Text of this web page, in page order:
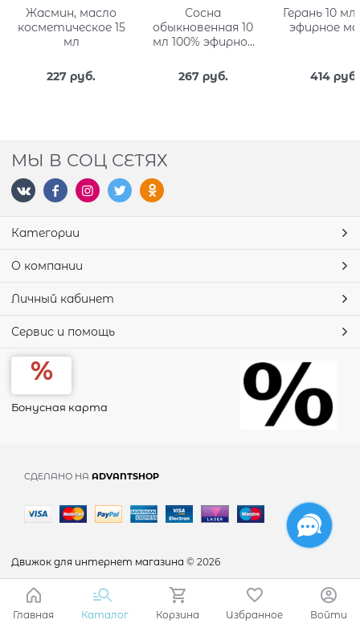
Жасмин, масло
косметическое 15
мл
227 руб.
Сосна
обыкновенная 10
мл 100% эфирное
267 руб.
Герань 10 мл
эфирное
414 руб.
МЫ В СОЦ СЕТЯХ
Категории
О компании
Личный кабинет
Сервис и помощь
Бонусная карта
СДЕЛАНО НА ADVANTSHOP
Движок для интернет магазина © 2026
Главная Каталог Корзина Избранное Войти